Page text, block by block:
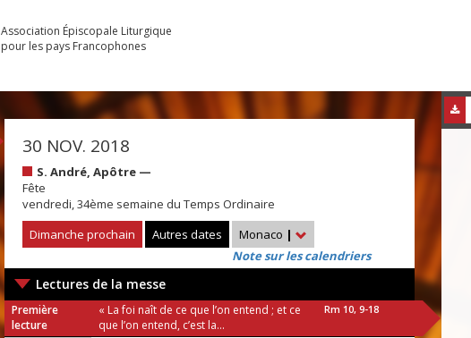
Association Épiscopale Liturgique
pour les pays Francophones
30 NOV. 2018
S. André, Apôtre —
Fête
vendredi, 34ème semaine du Temps Ordinaire
Dimanche prochain
Autres dates Monaco |
Note sur les calendriers
Lectures de la messe
Première
lecture
« La foi naît de ce que l’on entend ; et ce
que l’on entend, c’est la...
Rm 10, 9-18